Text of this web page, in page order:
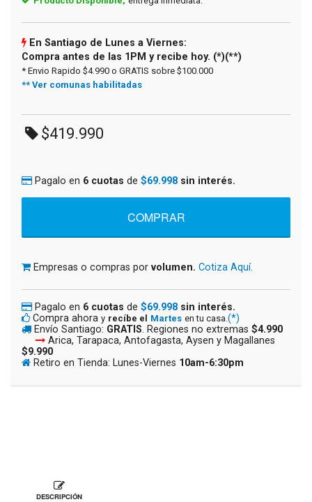
En Santiago de Lunes a Viernes:
Compra antes de las 1PM y recibe hoy. (*)(**)
* Envio Rapido $4.990 o GRATIS sobre $100.000
** Ver comunas habilitadas
$419.990
Pagalo en 6 cuotas de $69.998 sin interés.
Empresas o compras por volumen. Cotiza Aquí.
Pagalo en 6 cuotas de $69.998 sin interés.
Compra ahora y recíbe el Martes en tu casa. (*)
Envío Santiago: GRATIS. Regiones no extremas $4.990
Arica, Tarapaca, Antofagasta, Aysen y Magallanes
$9.990
Retiro en Tienda: Lunes-Viernes 10am-6:30pm
DESCRIPCIÓN